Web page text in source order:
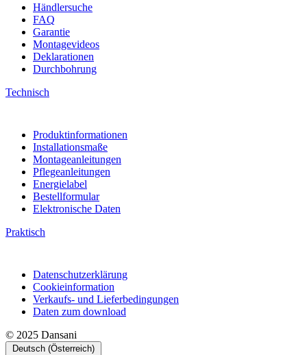
Händlersuche
FAQ
Garantie
Montagevideos
Deklarationen
Durchbohrung
Technisch
Produktinformationen
Installationsmaße
Montageanleitungen
Pflegeanleitungen
Energielabel
Bestellformular
Elektronische Daten
Praktisch
Datenschutzerklärung
Cookieinformation
Verkaufs- und Lieferbedingungen
Daten zum download
© 2025 Dansani
Deutsch (Österreich)